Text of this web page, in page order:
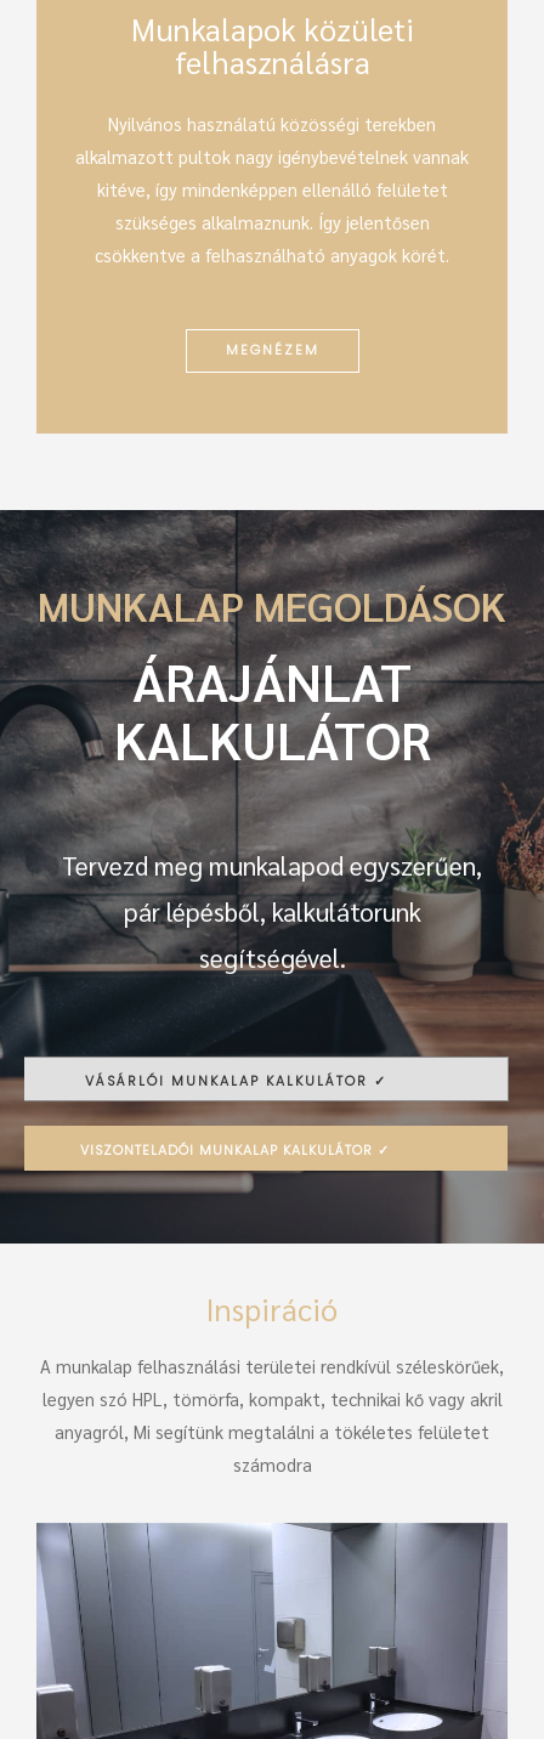
Munkalapok közületi
felhasználásra
Nyilvános használatú közösségi terekben
alkalmazott pultok nagy igénybevételnek vannak
kitéve, így mindenképpen ellenálló felületet
szükséges alkalmaznunk. Így jelentősen
csökkentve a felhasználható anyagok körét.
MEGNÉZEM
MUNKALAP MEGOLDÁSOK
ÁRAJÁNLAT
KALKULÁTOR
Tervezd meg munkalapod egyszerűen,
pár lépésből, kalkulátorunk
segítségével.
VÁSÁRLÓI MUNKALAP KALKULÁTOR ✓
VISZONTELADÓI MUNKALAP KALKULÁTOR ✓
Inspiráció
A munkalap felhasználási területei rendkívül széleskörűek,
legyen szó HPL, tömörfa, kompakt, technikai kő vagy akril
anyagról, Mi segítünk megtalálni a tökéletes felületet
számodra